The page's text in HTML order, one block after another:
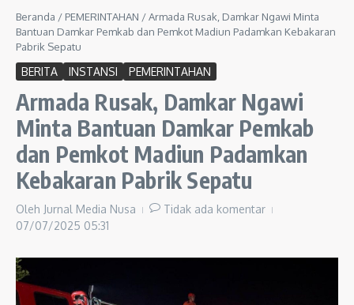
Beranda / PEMERINTAHAN /Armada Rusak, Damkar Ngawi Minta
Bantuan Damkar Pemkab dan Pemkot Madiun Padamkan Kebakaran
Pabrik Sepatu
BERITA INSTANSI PEMERINTAHAN
Armada Rusak, Damkar Ngawi
Minta Bantuan Damkar Pemkab
dan Pemkot Madiun Padamkan
Kebakaran Pabrik Sepatu
Oleh Jurnal Media Nusa
Tidak ada komentar
07/07/2025 05:31